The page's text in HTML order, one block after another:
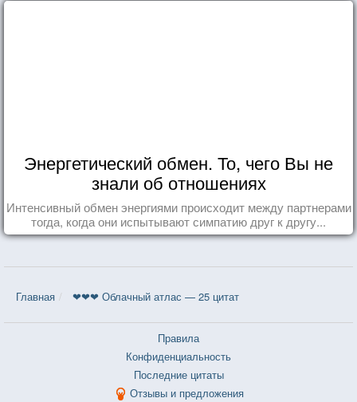
Энергетический обмен. То, чего Вы не
знали об отношениях
Интенсивный обмен энергиями происходит между партнерами
тогда, когда они испытывают симпатию друг к другу...
Главная ❤❤❤ Облачный атлас — 25 цитат
Правила
Конфиденциальность
Последние цитаты
Отзывы и предложения